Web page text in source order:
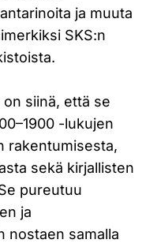
ja muuta
SKS:n
on siinä, että se
-lukujen
rakentumisesta,
sekä kirjallisten
pureutuu
ja
nostaen samalla